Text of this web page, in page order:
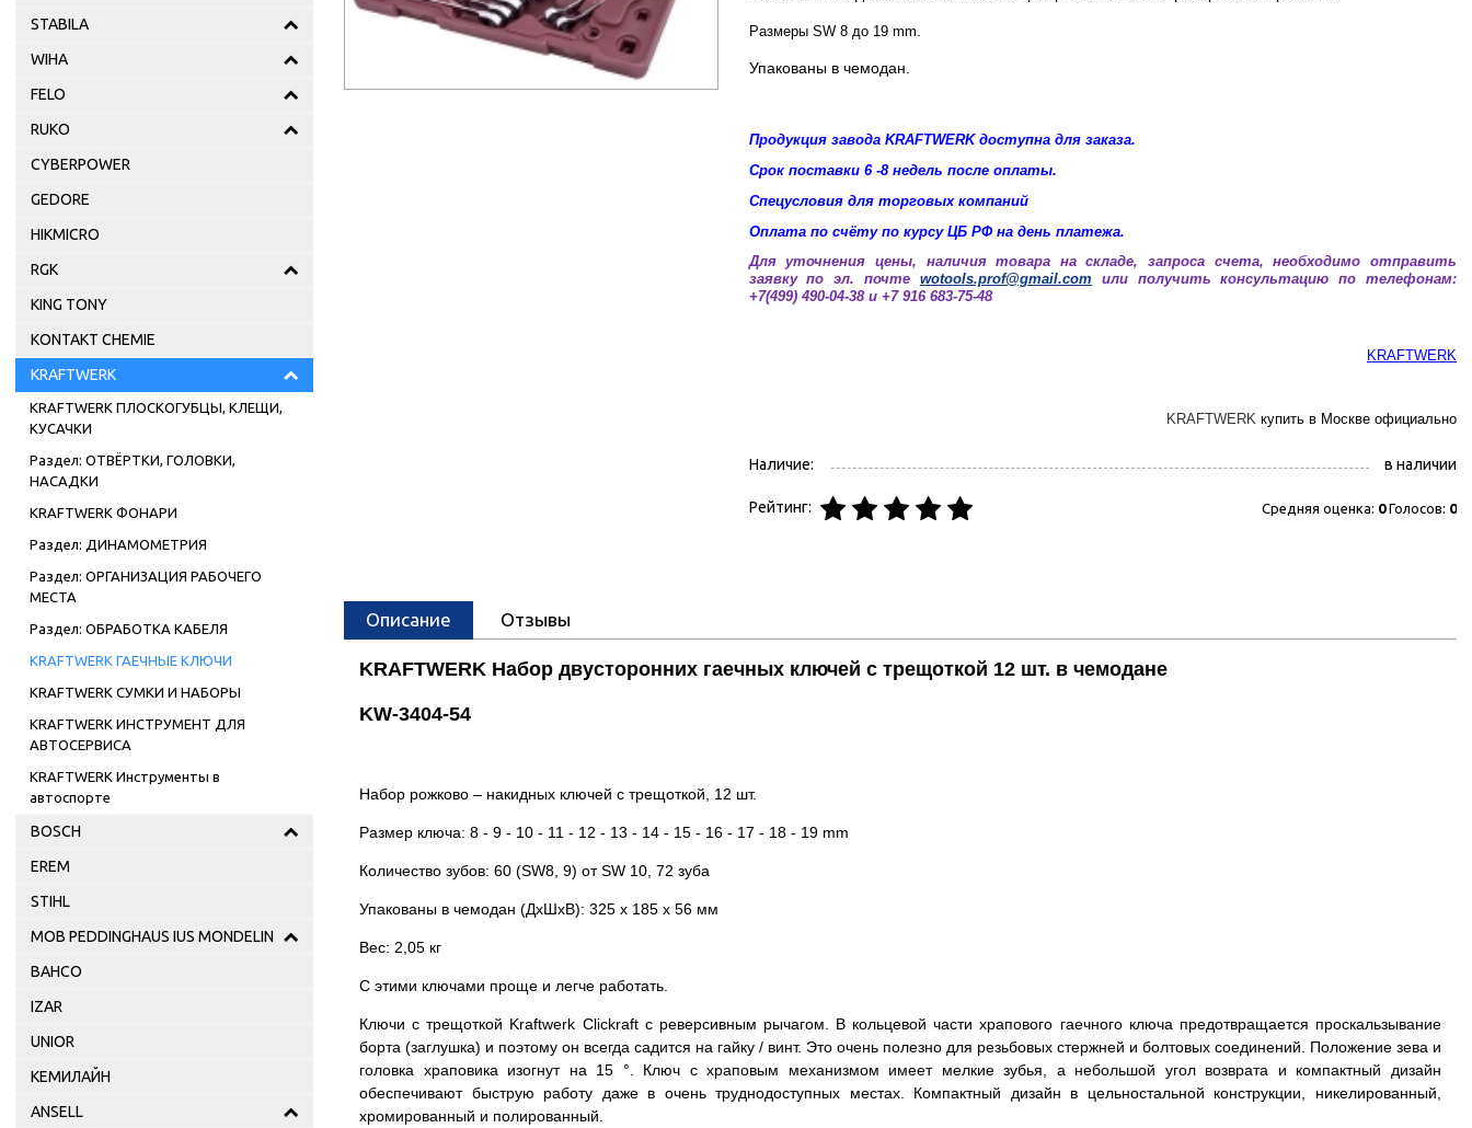
STABILA
WIHA
FELO
RUKO
CYBERPOWER
GEDORE
HIKMICRO
RGK
KING TONY
KONTAKT CHEMIE
KRAFTWERK
KRAFTWERK ПЛОСКОГУБЦЫ, КЛЕЩИ,
КУСАЧКИ
Раздел: ОТВЁРТКИ, ГОЛОВКИ,
НАСАДКИ
KRAFTWERK ФОНАРИ
Раздел: ДИНАМОМЕТРИЯ
Раздел: ОРГАНИЗАЦИЯ РАБОЧЕГО
МЕСТА
Раздел: ОБРАБОТКА КАБЕЛЯ
KRAFTWERK ГАЕЧНЫЕ КЛЮЧИ
KRAFTWERK СУМКИ И НАБОРЫ
KRAFTWERK ИНСТРУМЕНТ ДЛЯ
АВТОСЕРВИСА
KRAFTWERK Инструменты в
автоспорте
BOSCH
EREM
STIHL
MOB PEDDINGHAUS IUS MONDELIN
BAHCO
IZAR
UNIOR
КЕМИЛАЙН
ANSELL
Размеры SW 8 до 19 mm
Упакованы в чемодан.
Продукция завода KRAFTWERK доступна для заказа.
Срок поставки 6 -8 недель после оплаты.
Спецусловия для торговых компаний
Оплата по счёту по курсу ЦБ РФ на день платежа.
Для уточнения цены, наличия товара на складе, запроса счета, необходимо отправить
заявку по эл. почте wotools.prof@gmail.com или получить консультацию по телефонам:
+7(499) 490-04-38 и +7 916 683-75-48
KRAFTWERK
KRAFTWERK купить в Москве официально
Наличие: в наличии
Рейтинг: Средняя оценка: 0Голосов: 0
Описание Отзывы
KRAFTWERK Набор двусторонних гаечных ключей с трещоткой 12 шт. в чемодане
KW-3404-54
Набор рожково – накидных ключей с трещоткой, 12 шт.
Размер ключа: 8 - 9 - 10 - 11 - 12 - 13 - 14 - 15 - 16 - 17 - 18 - 19 mm
Количество зубов: 60 (SW8, 9) от SW 10, 72 зуба
Упакованы в чемодан (ДхШхВ): 325 х 185 х 56 мм
Вес: 2,05 кг
С этими ключами проще и легче работать.
Ключи с трещоткой Kraftwerk Clickraft с реверсивным рычагом. В кольцевой части храпового гаечного ключа предотвращается проскальзывание
борта (заглушка) и поэтому он всегда садится на гайку / винт. Это очень полезно для резьбовых стержней и болтовых соединений. Положение зева и
головка храповика изогнут на 15 °. Ключ с храповым механизмом имеет мелкие зубья, а небольшой угол возврата и компактный дизайн
обеспечивают быструю работу даже в очень труднодоступных местах. Компактный дизайн в цельностальной конструкции, никелированный,
хромированный и полированный.